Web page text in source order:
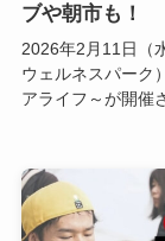
ブや朝市も！
2026年2月11日（
ウェルネスパーク
アライフ～が開催